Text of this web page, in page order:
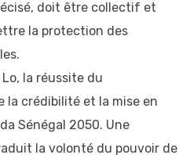
doit être collectif et
la protection des
la réussite du
la crédibilité et la mise en
Sénégal 2050. Une
la volonté du pouvoir de